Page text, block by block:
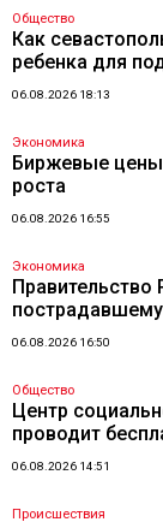
Общество
Как
ребенка для
06.08.2026 18:13
Экономика
Биржевые цены
роста
06.08.2026 16:55
Экономика
06.08.2026 16:50
Общество
Центр
проводит
06.08.2026 14:51
Происшествия